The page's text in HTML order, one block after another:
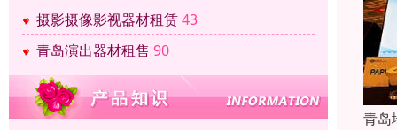
摄影摄像影视器材租赁43
青岛演出器材租售 90
青岛